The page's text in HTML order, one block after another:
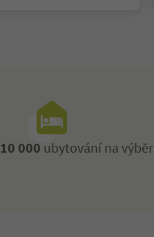
10 000 ubytování na výběr